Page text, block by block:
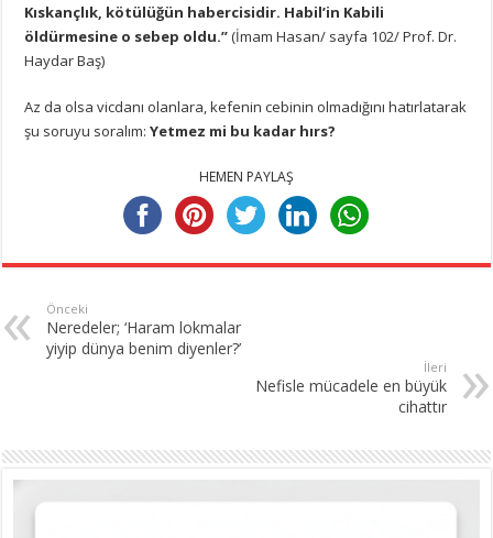
Kıskançlık, kötülüğün habercisidir. Habil’in Kabili
öldürmesine o sebep oldu.”(İmam Hasan/ sayfa 102/ Prof. Dr.
Haydar Baş)
Az da olsa vicdanı olanlara, kefenin cebinin olmadığını hatırlatarak
şu soruyu soralım:Yetmez mi bu kadar hırs?
HEMEN PAYLAŞ
Önceki
Neredeler; ‘Haram lokmalar
yiyip dünya benim diyenler?’
İleri
Nefisle mücadele en büyük
cihattır